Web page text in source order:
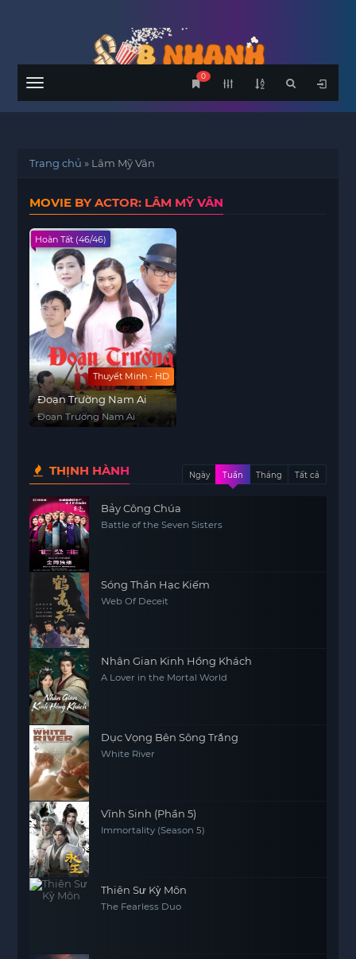
Menu
0
Trang chủ » Lâm Mỹ Vân
MOVIE BY ACTOR: LÂM MỸ VÂN
Thuyết Minh - HD
Hoàn Tất (46/46)
Đoạn Trường Nam Ai
Đoạn Trường Nam Ai
THỊNH HÀNH Ngày Tuần Tháng Tất cả
Bảy Công Chúa
Battle of the Seven Sisters
Sóng Thần Hạc Kiếm
Web Of Deceit
Nhân Gian Kinh Hồng Khách
A Lover in the Mortal World
Dục Vọng Bên Sông Trắng
White River
Vĩnh Sinh (Phần 5)
Immortality (Season 5)
Thiên Sư Kỳ Môn
The Fearless Duo